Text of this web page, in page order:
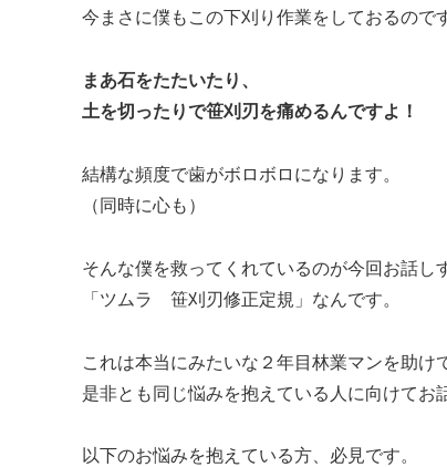
今まさに僕もこの下刈り作業をしておるので
まあ石をたたいたり、
土を切ったりで笹刈刃を痛めるんですよ！
結構な頻度で歯がボロボロになります。
（同時に心も）
そんな僕を救ってくれているのが今回お話し
「ツムラ 笹刈刃修正定規」なんです。
これは本当にみたいな２年目林業マンを助け
是非とも同じ悩みを抱えている人に向けてお
以下のお悩みを抱えている方、必見です。